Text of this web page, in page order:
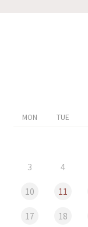
MON TUE
3 4
10 11
17 18